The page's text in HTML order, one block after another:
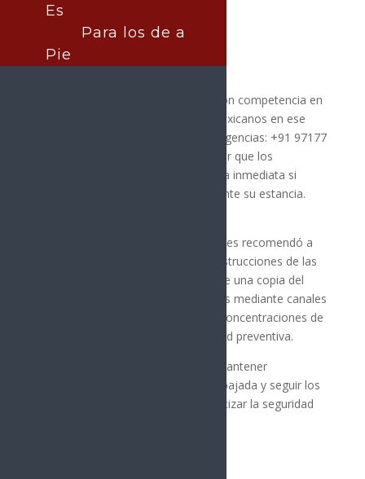
9 septiembre, 2025
La Embajada de México en India, con competencia en
Nepal, puso a disposición de los mexicanos en ese
país un número consular para emergencias: +91 97177
20003. Este servicio busca garantizar que los
ciudadanos puedan recibir asistencia inmediata si
enfrentan algún inconveniente durante su estancia.
La Secretaría de Relaciones Exteriores recomendó a
los viajeros mexicanos seguir las instrucciones de las
autoridades nepalíes, portar siempre una copia del
pasaporte y mantenerse informados mediante canales
oficiales. También aconsejó evitar concentraciones de
personas como medida de seguridad preventiva.
La SRE recordó la importancia de mantener
comunicación constante con la embajada y seguir los
protocolos establecidos para garantizar la seguridad
Es
Para los de a
Pie